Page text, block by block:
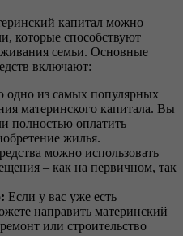
капитал можно
которые способствуют
семьи. Основные
включают:
одно из самых популярных
материнского капитала. Вы
полностью оплатить
жилья.
можно использовать
– как на первичном, так
Если у вас уже есть
направить материнский
или строительство